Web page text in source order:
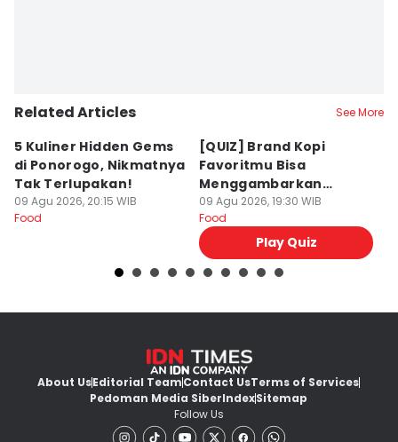
Related Articles See More
5 Kuliner Hidden Gems
di Ponorogo, Nikmatnya
Tak Terlupakan!
09 Agu 2026, 20:15 WIB
Food
[QUIZ] Brand Kopi
Favoritmu Bisa
Menggambarkan
Kepribadianmu Lho!
09 Agu 2026, 19:30 WIB
Food
Play Quiz
About UsEditorial TeamContact UsTerms of Services
Pedoman Media SiberIndexSitemap
Follow Us